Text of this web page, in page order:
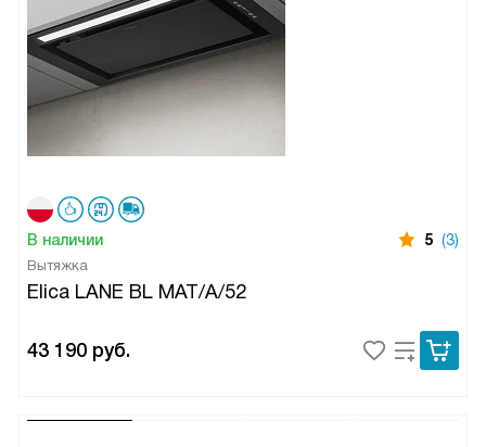
В наличии 5 (3)
Вытяжка
Elica LANE BL MAT/A/52
43 190 руб.